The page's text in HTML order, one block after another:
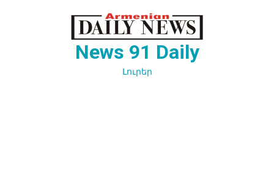
News 91 Daily
Լուրեր